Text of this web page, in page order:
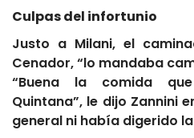
Culpas del infortunio
Justo a Milani, el
Cenador, “lo mandaba
“Buena la comida
Quintana”, le dijo Zannini
general ni había digerido